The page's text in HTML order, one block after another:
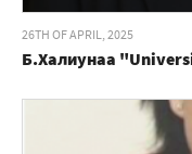
26TH OF APRIL, 2025
Б.Халиунаа